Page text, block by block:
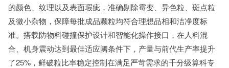
的颜色、纹理以及表面瑕疵，准确剔除霉变、异色粒、斑点粒
及微小杂物，保障每批成品颗粒均符合理想品相和洁净度标
准。搭载防物料碰撞保护设计和智能化操作接口，在人料混
合、机身震动达到最佳适应阈条件下，产量与前代生产率提升
了25%，鲜破粒比率稳定控制在满足严苛需求的千分级算科专